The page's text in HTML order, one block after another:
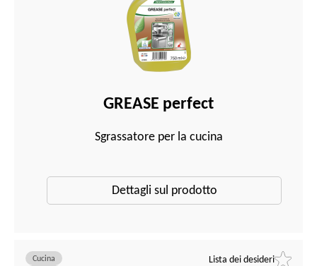
GREASE perfect
Sgrassatore per la cucina
Dettagli sul prodotto
Lista dei desideri
Cucina